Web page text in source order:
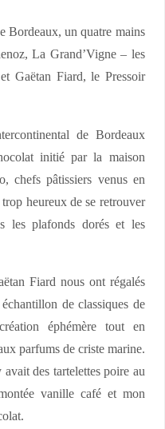
Bordeaux, un quatre mains
La Grand’Vigne – les
Gaëtan Fiard, le Pressoir
de Bordeaux
initié par la maison
chefs pâtissiers venus en
heureux de se retrouver
les plafonds dorés et les
Fiard nous ont régalés
de classiques de
éphémère tout en
parfums de criste marine.
des tartelettes poire au
vanille café et mon